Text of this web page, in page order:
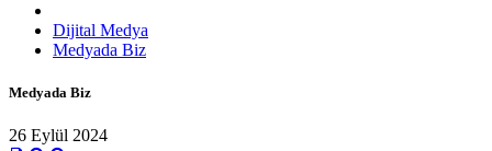
Dijital Medya
Medyada Biz
Medyada Biz
26 Eylül 2024